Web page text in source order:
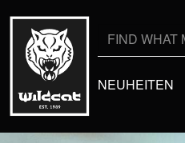
NEUHEITEN